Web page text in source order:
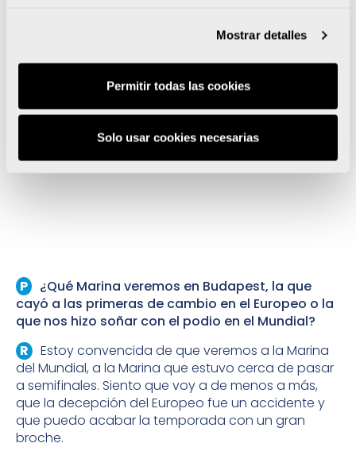
Mostrar detalles
Permitir todas las cookies
Solo usar cookies necesarias
año más, hasta finales de 2022. Consiguió la
Sufrió una decepción en el Campeonato de Europa,
evento en el que fue eliminada en el primer
combate. Y acabó séptima en el Mundial,
son los principales hitos de Marina (Alicante, 19
años) en este curso 2021.
¿Qué Marina veremos en Budapest, la que
cayó a las primeras de cambio en el Europeo o la
que nos hizo soñar con el podio en el Mundial?
Estoy convencida de que veremos a la Marina
del Mundial, a la Marina que estuvo cerca de pasar
a semifinales. Siento que voy a de menos a más,
que la decepción del Europeo fue un accidente y
que puedo acabar la temporada con un gran
broche.